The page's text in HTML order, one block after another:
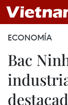
ECONOMÍA
Bac